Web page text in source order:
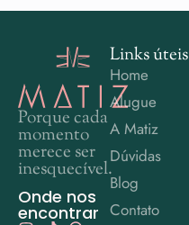
Porque cada
momento
merece ser
inesquecível.
Onde nos
encontrar
Links úteis
Home
Alugue
A Matiz
Dúvidas
Blog
Contato